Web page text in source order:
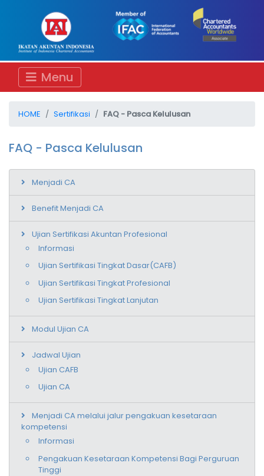
Menu
HOME Sertifikasi FAQ - Pasca Kelulusan
FAQ - Pasca Kelulusan
Menjadi CA
Benefit Menjadi CA
Ujian Sertifikasi Akuntan Profesional
Informasi
Ujian Sertifikasi Tingkat Dasar(CAFB)
Ujian Sertifikasi Tingkat Profesional
Ujian Sertifikasi Tingkat Lanjutan
Modul Ujian CA
Jadwal Ujian
Ujian CAFB
Ujian CA
Menjadi CA melalui jalur pengakuan kesetaraan
kompetensi
Informasi
Pengakuan Kesetaraan Kompetensi Bagi Perguruan
Tinggi